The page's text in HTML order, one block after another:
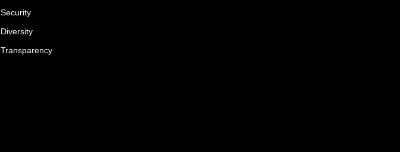
Security
Diversity
Transparency